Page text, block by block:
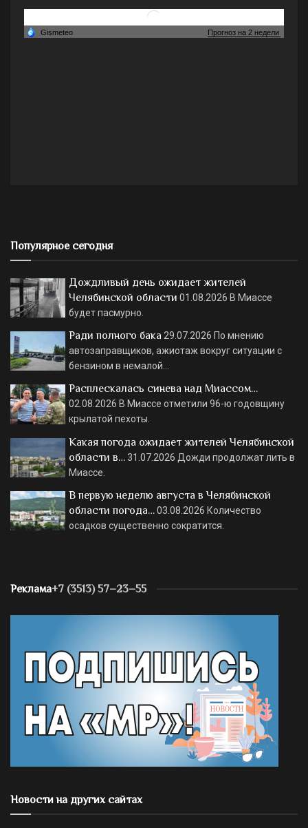
Популярное сегодня
Дождливый день ожидает жителей
Челябинской области 01.08.2026 В Миассе
будет пасмурно.
Ради полного бака 29.07.2026 По мнению
автозаправщиков, ажиотаж вокруг ситуации с
бензином в немалой…
Расплескалась синева над Миассом…
02.08.2026 В Миассе отметили 96-ю годовщину
крылатой пехоты.
Какая погода ожидает жителей Челябинской
области в…31.07.2026 Дожди продолжат лить в
Миассе.
В первую неделю августа в Челябинской
области погода…03.08.2026 Количество
осадков существенно сократится.
Реклама+7 (3513) 57–23–55
Новости на других сайтах